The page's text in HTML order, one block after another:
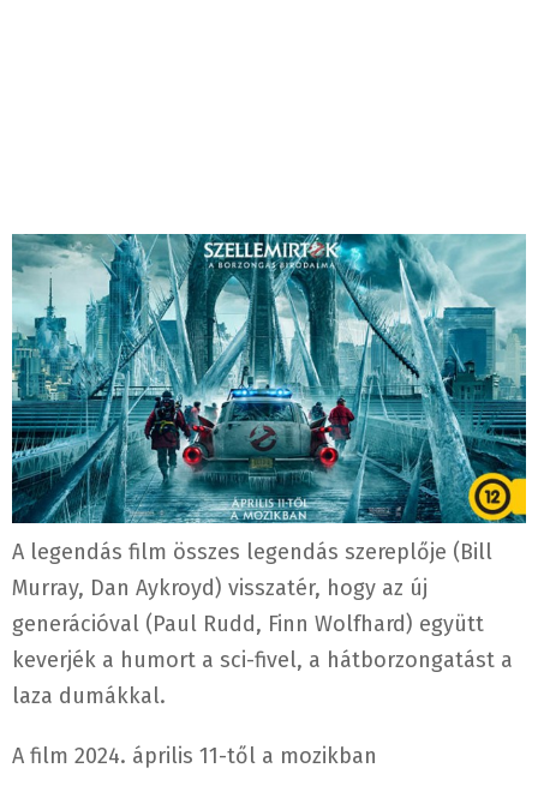
A legendás film összes legendás szereplője (Bill
Murray, Dan Aykroyd) visszatér, hogy az új
generációval (Paul Rudd, Finn Wolfhard) együtt
keverjék a humort a sci-fivel, a hátborzongatást a
laza dumákkal.
A film 2024. április 11-től a mozikban